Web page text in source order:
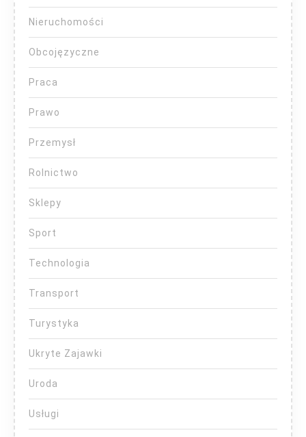
Nieruchomości
Obcojęzyczne
Praca
Prawo
Przemysł
Rolnictwo
Sklepy
Sport
Technologia
Transport
Turystyka
Ukryte Zajawki
Uroda
Usługi